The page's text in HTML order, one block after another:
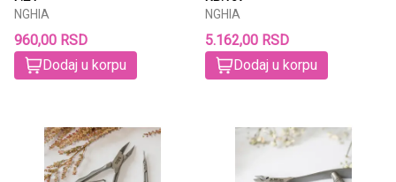
NGHIA
960,00 RSD
Dodaj u korpu
NGHIA
5.162,00 RSD
Dodaj u korpu